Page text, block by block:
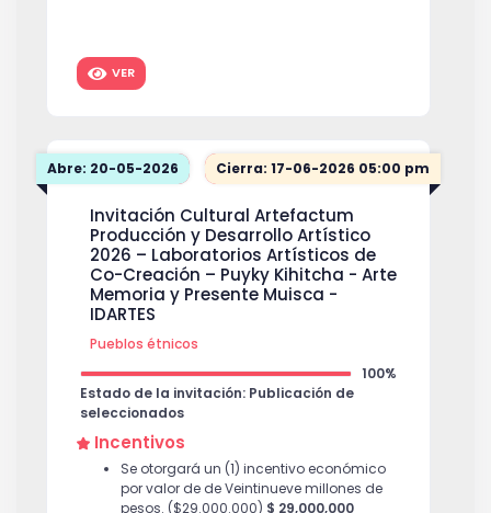
VER
Abre: 20-05-2026 Cierra: 17-06-2026 05:00 pm
Invitación Cultural Artefactum
Producción y Desarrollo Artístico
2026 – Laboratorios Artísticos de
Co-Creación – Puyky Kihitcha - Arte
Memoria y Presente Muisca -
IDARTES
Pueblos étnicos
100%
Estado de la invitación: Publicación de
seleccionados
Incentivos
Se otorgará un (1) incentivo económico
por valor de de Veintinueve millones de
pesos. ($29.000.000) $ 29,000,000